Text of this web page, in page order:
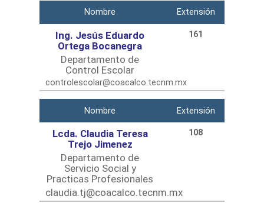
Nombre Extensión
Ing. Jesús Eduardo
Ortega Bocanegra
Departamento de
Control Escolar
controlescolar@coacalco.tecnm.mx
161
Nombre Extensión
Lcda. Claudia Teresa
Trejo Jimenez
Departamento de
Servicio Social y
Practicas Profesionales
claudia.tj@coacalco.tecnm.mx
108